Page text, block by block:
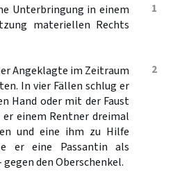
1
Unterbringung in einem
materiellen Rechts
2
Angeklagte im Zeitraum
In vier Fällen schlug er
Hand oder mit der Faust
einem Rentner dreimal
und eine ihm zu Hilfe
er eine Passantin als
den Oberschenkel.